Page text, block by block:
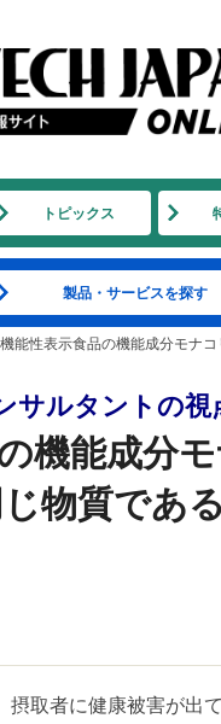
トピックス
製品・サービスを探す
機能性表示食品の機能成分モナ
サルタントの視
機能成分
物質であ
取者に健康被害が出